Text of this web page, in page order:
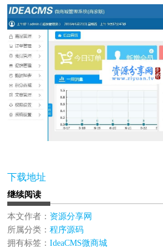
下载地址
继续阅读
本文作者： 资源分享网
所属分类： 程序源码
拥有标签： IdeaCMS微商城